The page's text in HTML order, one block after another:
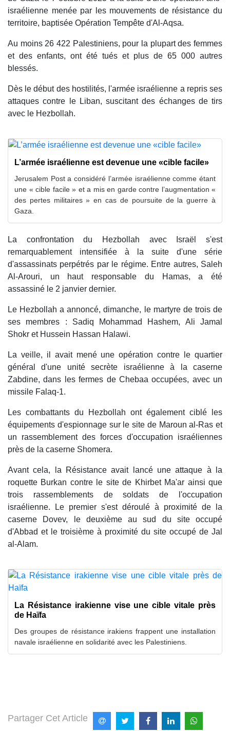
israélienne menée par les mouvements de résistance du
territoire, baptisée Opération Tempête d'Al-Aqsa.
Au moins 26 422 Palestiniens, pour la plupart des femmes
et des enfants, ont été tués et plus de 65 000 autres
blessés.
Dès le début des hostilités, l'armée israélienne a repris ses
attaques contre le Liban, suscitant des échanges de tirs
avec le Hezbollah.
L’armée israélienne est devenue une «cible facile»
Jerusalem Post a considéré l’armée israélienne comme étant
une « cible facile » et a mis en garde contre l’augmentation «
des pertes militaires » en cas de poursuite de la guerre à
Gaza.
La confrontation du Hezbollah avec Israël s'est
remarquablement intensifiée à la suite d'une série
d'assassinats perpétrés par le régime. Entre autres, Saleh
Al-Arouri, un haut responsable du Hamas, a été
assassiné le 2 janvier dernier.
Le Hezbollah a annoncé, dimanche, le martyre de trois de
ses membres : Sadiq Mohammad Hashem, Ali Jamal
Shokr et Hussein Hassan Halawi.
La veille, il avait mené une opération contre le quartier
général d'une unité secrète israélienne à la caserne
Zabdine, dans les fermes de Chebaa occupées, avec un
missile Falaq-1.
Les combattants du Hezbollah ont également ciblé les
équipements d'espionnage sur le site de Maroun al-Ras et
un rassemblement des forces d'occupation israéliennes
près de la caserne Shomera.
Avant cela, la Résistance avait lancé une attaque à la
roquette Burkan contre le site de Khirbet Ma'ar ainsi que
trois rassemblements de soldats de l'occupation
israélienne. Le premier s'est déroulé à proximité de la
caserne Dovev, le deuxième au sud du site occupé
d'Abbad et le troisième à proximité du site occupé de Jal
al-Alam.
La Résistance irakienne vise une cible vitale près
de Haïfa
Des groupes de résistance irakiens frappent une installation
navale israélienne en solidarité avec les Palestiniens.
Partager Cet Article